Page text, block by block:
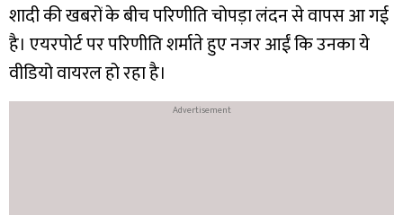
शादी की खबरों के बीच परिणीति चोपड़ा लंदन से वापस आ गई
है। एयरपोर्ट पर परिणीति शर्माते हुए नजर आईं कि उनका ये
वीडियो वायरल हो रहा है।